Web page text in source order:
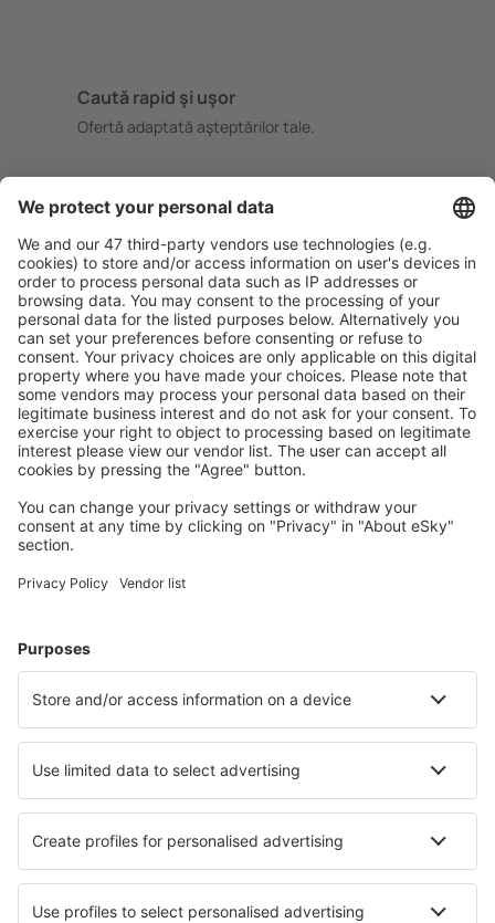
Caută rapid şi uşor
Ofertă adaptată aşteptărilor tale.
Rezervare fără griji cu opțiune gratuită de anulare.
Economiseşte mai mult
Prețuri atractive și oferte speciale pentru utilizatorii
conectați.
Cazarea preferată
Alege din peste 1,3 mil. de opţiuni: hoteluri, cabane,
apartamente și altele.
Cele mai căutate cazări de către utilizatorii eSky
Cazare în Franţa - Orașe populare
Cazare în Le Cap d`Agde
Cazare în Paris Cazare în Marseillan Cazare în Calais
Cazare în Valras-Plage Cazare în Villers-sur-Mer
Cazare în Ajaccio
Cele mai bune locuri de cazare - orașe
Cazare în Baza Cazare spre Jarinu